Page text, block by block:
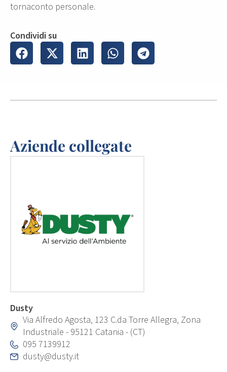
tornaconto personale.
Condividi su
Aziende collegate
Dusty
Via Alfredo Agosta, 123 C.da Torre Allegra, Zona
Industriale - 95121 Catania - (CT)
095 7139912
dusty@dusty.it